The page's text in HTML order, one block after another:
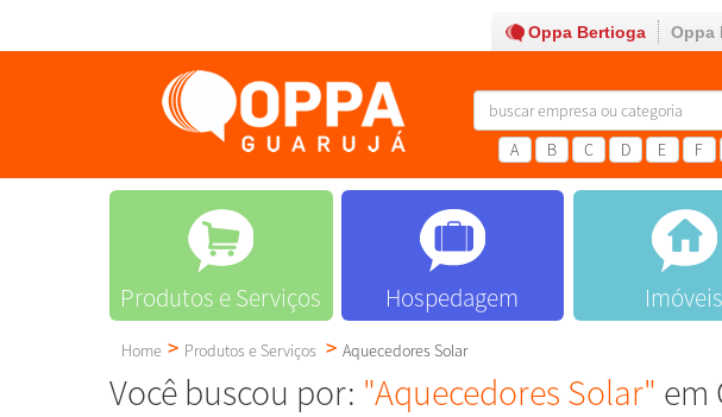
Oppa Bertioga Oppa
A B C D E F
Produtos e Serviços Hospedagem Imóveis
Home Produtos e Serviços Aquecedores Solar
Você buscou por: "Aquecedores Solar" em